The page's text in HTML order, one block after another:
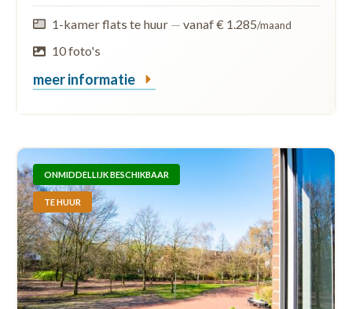
1-kamer flats te huur — vanaf € 1.285/maand
10 foto's
meer informatie
ONMIDDELLIJK BESCHIKBAAR
TE HUUR